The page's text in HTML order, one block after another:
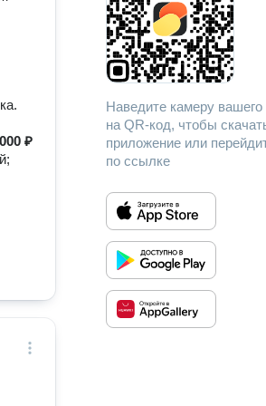
₽
Наведите камеру
на QR-код, чтобы
приложение или
по ссылке